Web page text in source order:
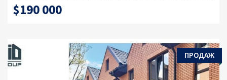
$190 000
ПРОДАЖ